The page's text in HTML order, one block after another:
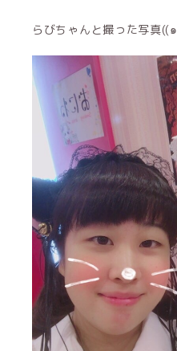
らびちゃんと撮った写真((